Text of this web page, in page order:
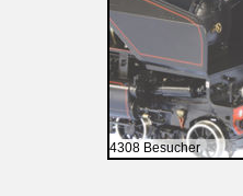
4308 Besucher